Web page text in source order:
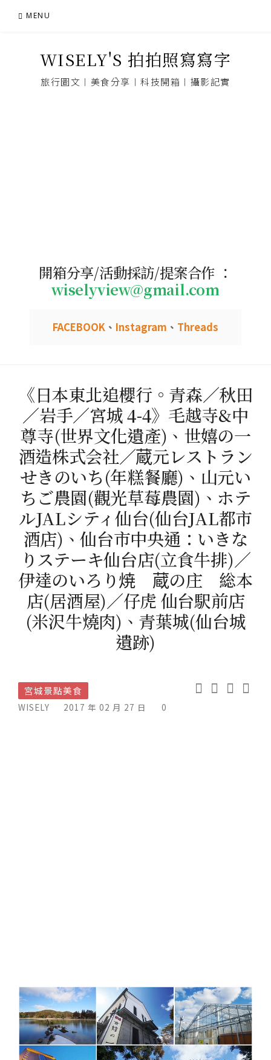
MENU
WISELY'S 拍拍照寫寫字
旅行圖文︱美食分享︱科技開箱︱攝影記實
開箱分享/活動採訪/提案合作 ：
wiselyview@gmail.com
FACEBOOK 、 Instagram 、 Threads
《日本東北追櫻行。青森／秋田
／岩手／宮城 4-4》毛越寺&中
尊寺(世界文化遺產)、世嬉の一
酒造株式会社／蔵元レストラン
せきのいち(年糕餐廳)、山元い
ちご農園(觀光草莓農園)、ホテ
ルJALシティ仙台(仙台JAL都市
酒店)、仙台市中央通：いきな
りステーキ仙台店(立食牛排)／
伊達のいろり焼 蔵の庄 総本
店(居酒屋)／仔虎 仙台駅前店
(米沢牛燒肉)、青葉城(仙台城
遺跡)
宮城景點美食
WISELY 2017 年 02 月 27 日 0